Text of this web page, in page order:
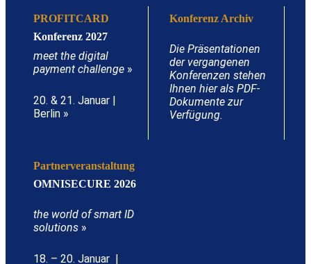
PROFITCARD
Konferenz 2027
meet the digital
payment challenge »
20. & 21. Januar |
Berlin »
Konferenz Archiv
Die Präsentationen
der vergangenen
Konferenzen stehen
Ihnen hier als PDF-
Dokumente zur
Verfügung.
Partnerveranstaltung
OMNISECURE 2026
the world of smart ID
solutions »
18. – 20. Januar |